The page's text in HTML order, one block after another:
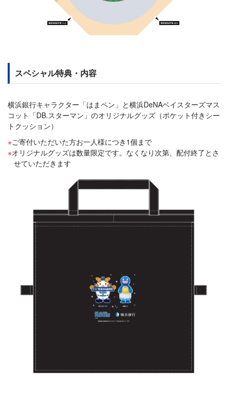
スペシャル特典・内容
横浜銀行キャラクター「はまペン」と横浜DeNAベイスターズマス
コット「DB.スターマン」のオリジナルグッズ（ポケット付きシー
トクッション）
ご寄付いただいた方お一人様につき1個まで
オリジナルグッズは数量限定です。なくなり次第、配付終了とさ
せていただきます